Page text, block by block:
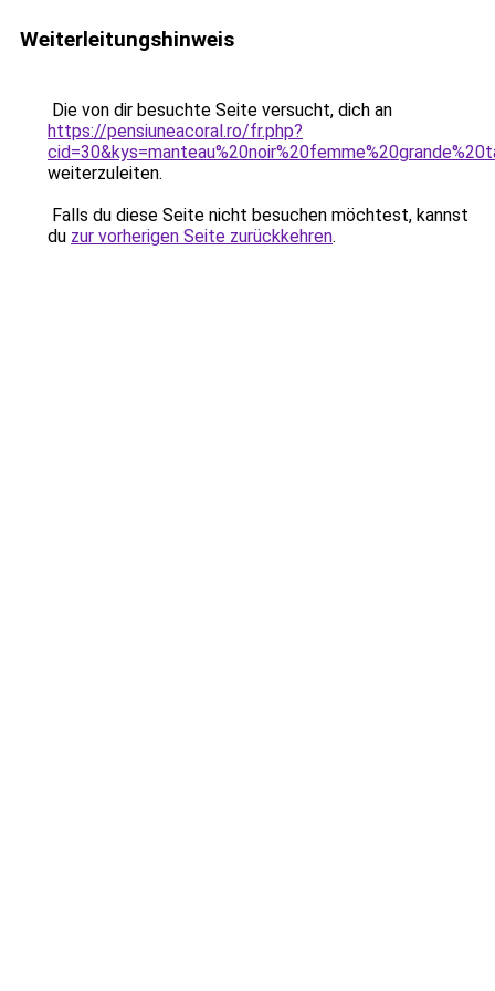
Weiterleitungshinweis
Die von dir besuchte Seite versucht, dich an
https://pensiuneacoral.ro/fr.php?
weiterzuleiten.
Falls du diese Seite nicht besuchen möchtest, kannst
du zur vorherigen Seite zurückkehren.